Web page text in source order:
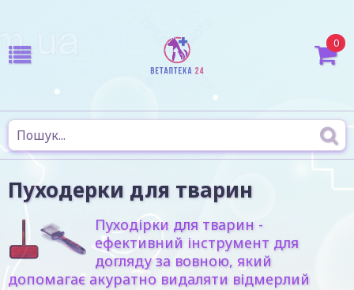
0
Пуходерки для тварин
Пуходірки для тварин -
ефективний інструмент для
догляду за вовною, який
допомагає акуратно видаляти відмерлий